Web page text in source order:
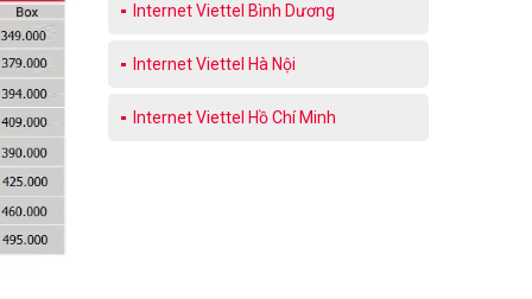
Internet Viettel Bình Dương
Internet Viettel Hà Nội
Internet Viettel Hồ Chí Minh